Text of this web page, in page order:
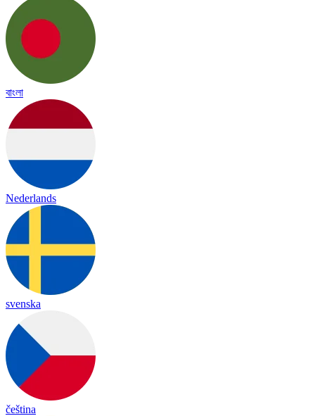
বাংলা
Nederlands
svenska
čeština